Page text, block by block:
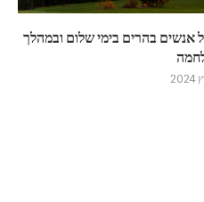
אנשים בהרים בימי שלום ובמהלך